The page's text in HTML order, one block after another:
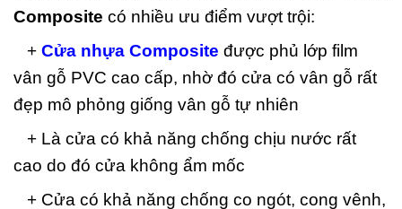
Composite có nhiều ưu điểm vượt trội:
+ Cửa nhựa Composite được phủ lớp film
vân gỗ PVC cao cấp, nhờ đó cửa có vân gỗ rất
đẹp mô phỏng giống vân gỗ tự nhiên
+ Là cửa có khả năng chống chịu nước rất
cao do đó cửa không ẩm mốc
+ Cửa có khả năng chống co ngót, cong vênh,